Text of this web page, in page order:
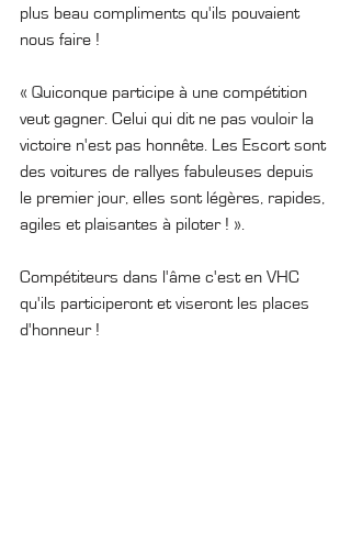
plus beau compliments qu'ils pouvaient
nous faire !
« Quiconque participe à une compétition
veut gagner. Celui qui dit ne pas vouloir la
victoire n'est pas honnête. Les Escort sont
des voitures de rallyes fabuleuses depuis
le premier jour, elles sont légères, rapides,
agiles et plaisantes à piloter ! ».
Compétiteurs dans l'âme c'est en VHC
qu'ils participeront et viseront les places
d'honneur !